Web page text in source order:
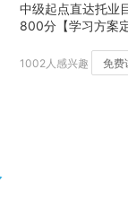
中级起点直达托业
800分【学习方案定
1002人感兴趣 免费